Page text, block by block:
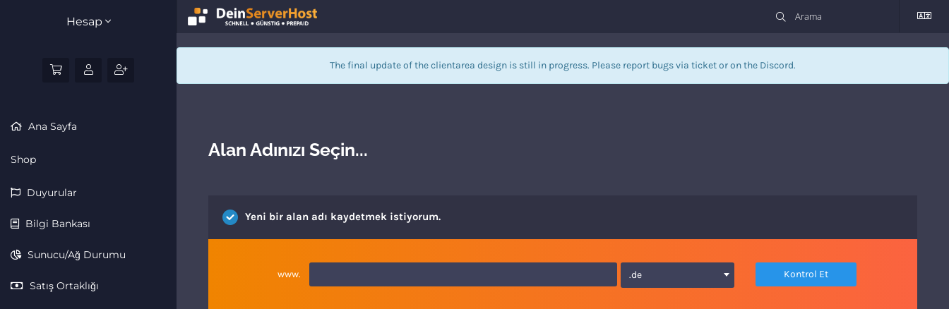
Hesap
Ana Sayfa
Shop
Duyurular
Bilgi Bankası
Sunucu/Ağ Durumu
Satış Ortaklığı
The final update of the clientarea design is still in progress. Please report bugs via ticketor on the Discord.
Alan Adınızı Seçin...
Yeni bir alan adı kaydetmek istiyorum.
www. .de Kontrol Et